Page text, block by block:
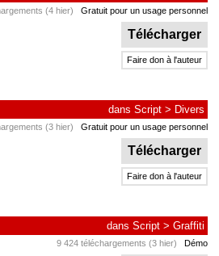
(4 hier) Gratuit pour un usage personnel
Télécharger
Faire don à l'auteur
dans Script > Divers
(3 hier) Gratuit pour un usage personnel
Télécharger
Faire don à l'auteur
dans Script > Graffiti
9 424 téléchargements (3 hier) Démo